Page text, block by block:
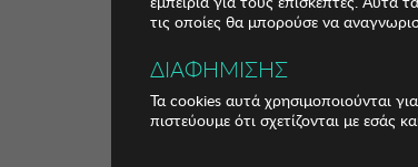
τις οποίες θα μπορούσε να
ΔΙΑΦΗΜΙΣΗΣ
Τα cookies αυτά χρησιμοποιούνται
πιστεύουμε ότι σχετίζονται με εσάς